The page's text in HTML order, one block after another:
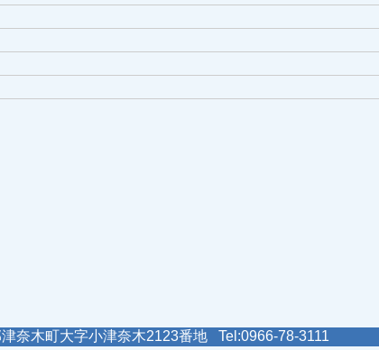
奈木町大字小津奈木2123番地 Tel:0966-78-3111